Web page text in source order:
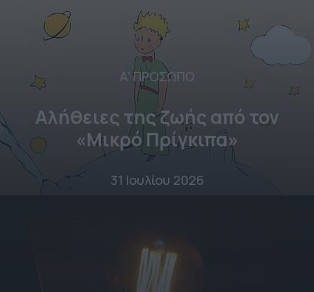
Α' ΠΡΟΣΩΠΟ
Αλήθειες της ζωής από τον
«Μικρό Πρίγκιπα»
31 Ιουλίου 2026